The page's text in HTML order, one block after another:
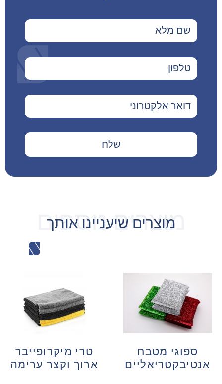
מוצרים שיעניינו אותך
מוצרים נוספים
ספוגי מטבח
אנטיבקטריאליים
טרי מיקרופייבר
ארוך וקצר ערימה